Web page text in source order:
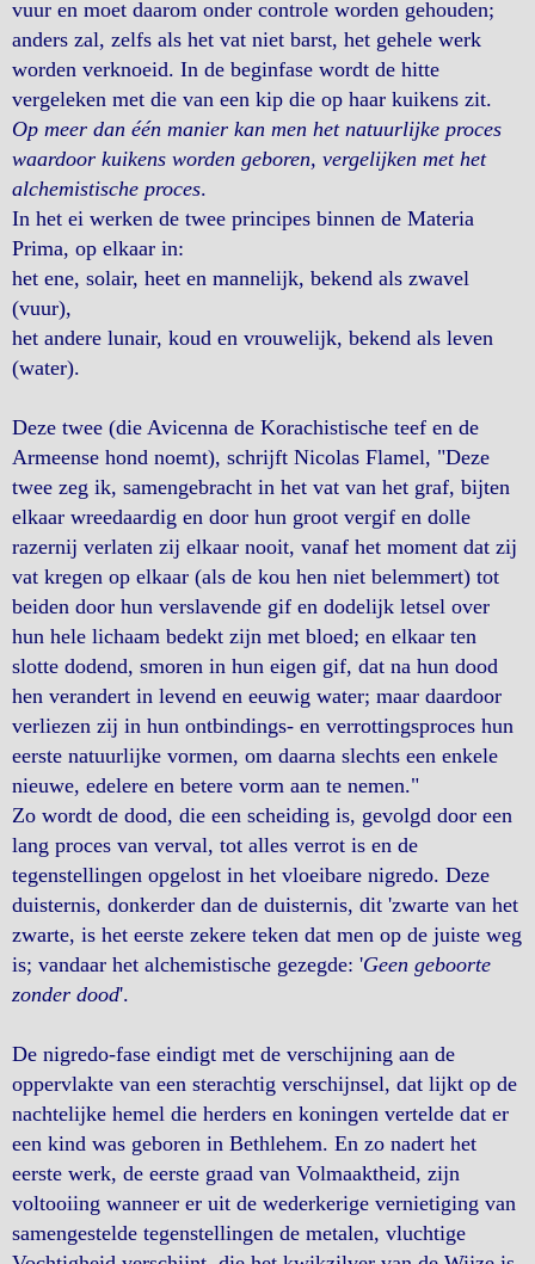
vuur en moet daarom onder controle worden gehouden;
anders zal, zelfs als het vat niet barst, het gehele werk
worden verknoeid. In de beginfase wordt de hitte
vergeleken met die van een kip die op haar kuikens zit.
Op meer dan één manier kan men het natuurlijke proces
waardoor kuikens worden geboren, vergelijken met het
alchemistische proces.
In het ei werken de twee principes binnen de Materia
Prima, op elkaar in:
het ene, solair, heet en mannelijk, bekend als zwavel
(vuur),
het andere lunair, koud en vrouwelijk, bekend als leven
(water).
Deze twee (die Avicenna de Korachistische teef en de
Armeense hond noemt), schrijft Nicolas Flamel, "Deze
twee zeg ik, samengebracht in het vat van het graf, bijten
elkaar wreedaardig en door hun groot vergif en dolle
razernij verlaten zij elkaar nooit, vanaf het moment dat zij
vat kregen op elkaar (als de kou hen niet belemmert) tot
beiden door hun verslavende gif en dodelijk letsel over
hun hele lichaam bedekt zijn met bloed; en elkaar ten
slotte dodend, smoren in hun eigen gif, dat na hun dood
hen verandert in levend en eeuwig water; maar daardoor
verliezen zij in hun ontbindings- en verrottingsproces hun
eerste natuurlijke vormen, om daarna slechts een enkele
nieuwe, edelere en betere vorm aan te nemen."
Zo wordt de dood, die een scheiding is, gevolgd door een
lang proces van verval, tot alles verrot is en de
tegenstellingen opgelost in het vloeibare nigredo. Deze
duisternis, donkerder dan de duisternis, dit 'zwarte van het
zwarte, is het eerste zekere teken dat men op de juiste weg
is; vandaar het alchemistische gezegde: 'Geen geboorte
zonder dood'.
De nigredo-fase eindigt met de verschijning aan de
oppervlakte van een sterachtig verschijnsel, dat lijkt op de
nachtelijke hemel die herders en koningen vertelde dat er
een kind was geboren in Bethlehem. En zo nadert het
eerste werk, de eerste graad van Volmaaktheid, zijn
voltooiing wanneer er uit de wederkerige vernietiging van
samengestelde tegenstellingen de metalen, vluchtige